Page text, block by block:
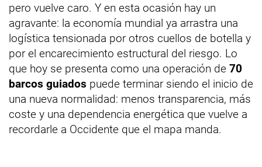
pero vuelve caro. Y en esta ocasión hay un
agravante: la economía mundial ya arrastra una
logística tensionada por otros cuellos de botella y
por el encarecimiento estructural del riesgo. Lo
que hoy se presenta como una operación de 70
barcos guiados puede terminar siendo el inicio de
una nueva normalidad: menos transparencia, más
coste y una dependencia energética que vuelve a
recordarle a Occidente que el mapa manda.